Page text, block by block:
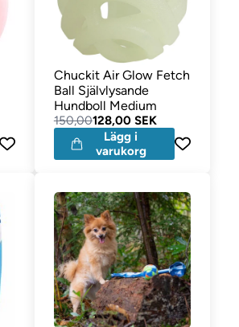
Chuckit Air Glow Fetch
Ball Självlysande
Hundboll Medium
150,00128,00 SEK
Lägg i
varukorg